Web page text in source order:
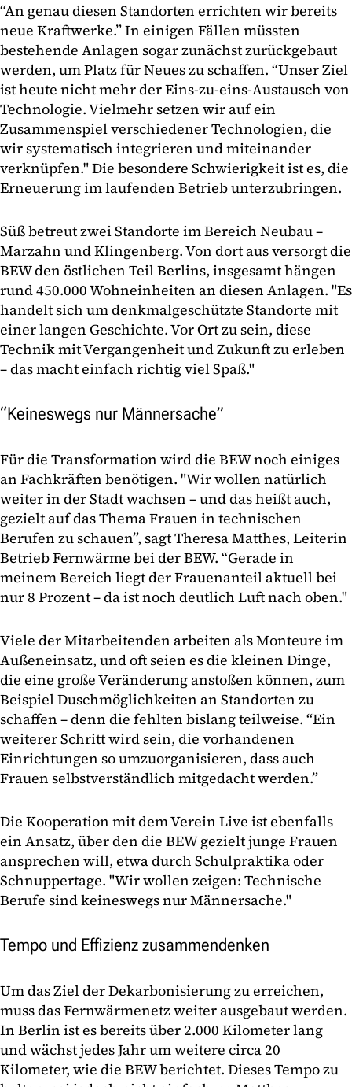
“An genau diesen Standorten errichten wir bereits
neue Kraftwerke.” In einigen Fällen müssten
bestehende Anlagen sogar zunächst zurückgebaut
werden, um Platz für Neues zu schaffen. “Unser Ziel
ist heute nicht mehr der Eins-zu-eins-Austausch von
Technologie. Vielmehr setzen wir auf ein
Zusammenspiel verschiedener Technologien, die
wir systematisch integrieren und miteinander
verknüpfen." Die besondere Schwierigkeit ist es, die
Erneuerung im laufenden Betrieb unterzubringen.
Süß betreut zwei Standorte im Bereich Neubau –
Marzahn und Klingenberg. Von dort aus versorgt die
BEW den östlichen Teil Berlins, insgesamt hängen
rund 450.000 Wohneinheiten an diesen Anlagen. "Es
handelt sich um denkmalgeschützte Standorte mit
einer langen Geschichte. Vor Ort zu sein, diese
Technik mit Vergangenheit und Zukunft zu erleben
– das macht einfach richtig viel Spaß."
“Keineswegs nur Männersache”
Für die Transformation wird die BEW noch einiges
an Fachkräften benötigen. "Wir wollen natürlich
weiter in der Stadt wachsen – und das heißt auch,
gezielt auf das Thema Frauen in technischen
Berufen zu schauen”, sagt Theresa Matthes, Leiterin
Betrieb Fernwärme bei der BEW. “Gerade in
meinem Bereich liegt der Frauenanteil aktuell bei
nur 8 Prozent – da ist noch deutlich Luft nach oben."
Viele der Mitarbeitenden arbeiten als Monteure im
Außeneinsatz, und oft seien es die kleinen Dinge,
die eine große Veränderung anstoßen können, zum
Beispiel Duschmöglichkeiten an Standorten zu
schaffen – denn die fehlten bislang teilweise. “Ein
weiterer Schritt wird sein, die vorhandenen
Einrichtungen so umzuorganisieren, dass auch
Frauen selbstverständlich mitgedacht werden.”
Die Kooperation mit dem Verein Live ist ebenfalls
ein Ansatz, über den die BEW gezielt junge Frauen
ansprechen will, etwa durch Schulpraktika oder
Schnuppertage. "Wir wollen zeigen: Technische
Berufe sind keineswegs nur Männersache."
Tempo und Effizienz zusammendenken
Um das Ziel der Dekarbonisierung zu erreichen,
muss das Fernwärmenetz weiter ausgebaut werden.
In Berlin ist es bereits über 2.000 Kilometer lang
und wächst jedes Jahr um weitere circa 20
Kilometer, wie die BEW berichtet. Dieses Tempo zu